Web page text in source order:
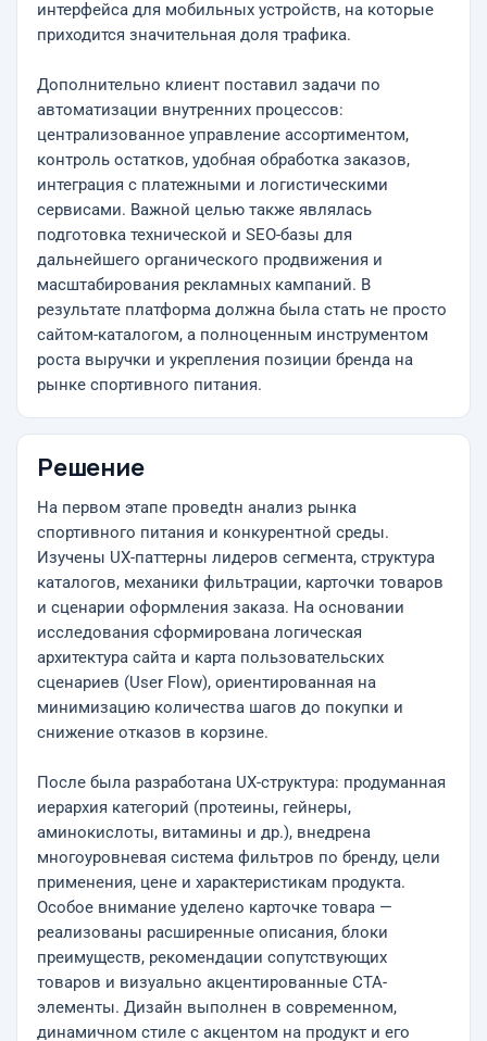
интерфейса для мобильных устройств, на которые
приходится значительная доля трафика.
Дополнительно клиент поставил задачи по
автоматизации внутренних процессов:
централизованное управление ассортиментом,
контроль остатков, удобная обработка заказов,
интеграция с платежными и логистическими
сервисами. Важной целью также являлась
подготовка технической и SEO-базы для
дальнейшего органического продвижения и
масштабирования рекламных кампаний. В
результате платформа должна была стать не просто
сайтом-каталогом, а полноценным инструментом
роста выручки и укрепления позиции бренда на
рынке спортивного питания.
Решение
На первом этапе проведtн анализ рынка
спортивного питания и конкурентной среды.
Изучены UX-паттерны лидеров сегмента, структура
каталогов, механики фильтрации, карточки товаров
и сценарии оформления заказа. На основании
исследования сформирована логическая
архитектура сайта и карта пользовательских
сценариев (User Flow), ориентированная на
минимизацию количества шагов до покупки и
снижение отказов в корзине.
После была разработана UX-структура: продуманная
иерархия категорий (протеины, гейнеры,
аминокислоты, витамины и др.), внедрена
многоуровневая система фильтров по бренду, цели
применения, цене и характеристикам продукта.
Особое внимание уделено карточке товара —
реализованы расширенные описания, блоки
преимуществ, рекомендации сопутствующих
товаров и визуально акцентированные CTA-
элементы. Дизайн выполнен в современном,
динамичном стиле с акцентом на продукт и его